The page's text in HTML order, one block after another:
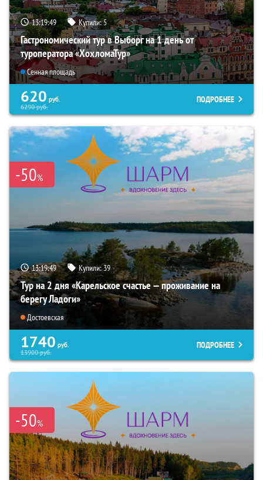
13:19:47 Купили:5
Гастрономический тур в Выборг на 1 день от
туроператора «ХохломаТур»
Сенная площадь
620 руб.
6290руб.
ПОДРОБНЕЕ
-50%
13:19:47 Купили:39
Тур на 2 дня «Карельское счастье — проживание на
берегу Ладоги»
Достоевская
1740 руб.
13900руб.
ПОДРОБНЕЕ
-50%